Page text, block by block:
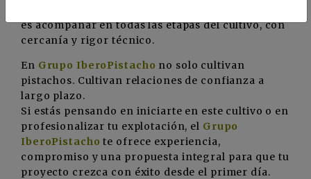
es acompañar en todas las etapas del cultivo, con
cercanía y rigor técnico.
En Grupo IberoPistacho no solo cultivan
pistachos. Cultivan relaciones de confianza a
largo plazo.
Si estás pensando en iniciarte en este cultivo o en
profesionalizar tu explotación, el Grupo
IberoPistacho te ofrece experiencia,
compromiso y una propuesta integral para que tu
proyecto crezca con éxito desde el primer día.